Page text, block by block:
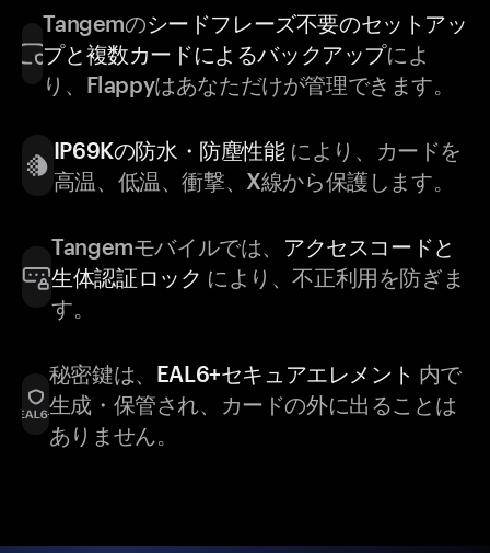
Tangemのシードフレーズ不要のセットアッ
プと複数カードによるバックアップによ
り、Flappyはあなただけが管理できます。
IP69Kの防水・防塵性能により、カードを
高温、低温、衝撃、X線から保護します。
Tangemモバイルでは、 アクセスコードと
生体認証ロック により、不正利用を防ぎま
す。
秘密鍵は、 EAL6+セキュアエレメント 内で
生成・保管され、カードの外に出ることは
ありません。